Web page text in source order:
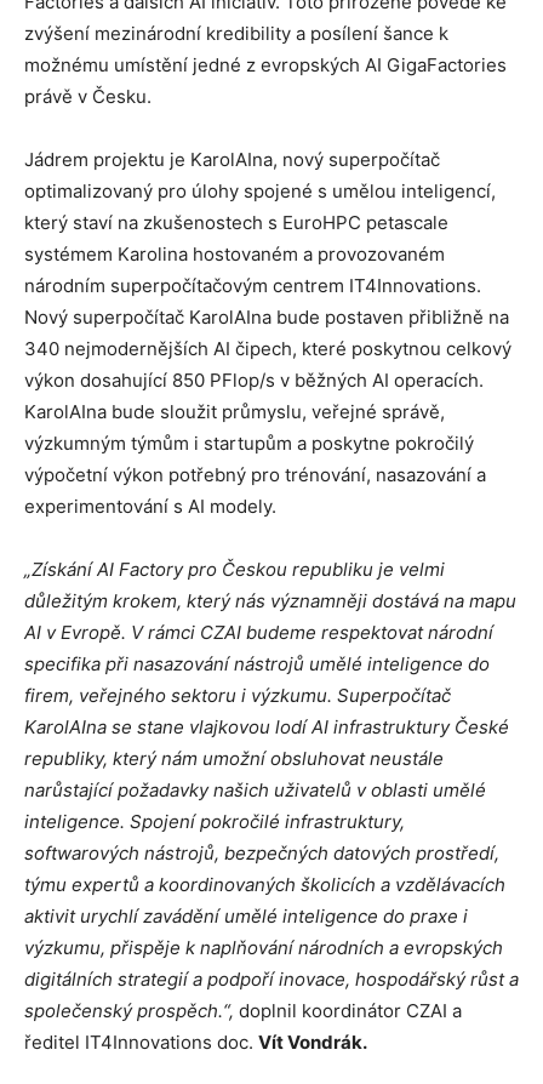
zvýšení mezinárodní kredibility a posílení šance k
možnému umístění jedné z evropských AI GigaFactories
právě v Česku.
Jádrem projektu je KarolAIna, nový superpočítač
optimalizovaný pro úlohy spojené s umělou inteligencí,
který staví na zkušenostech s EuroHPC petascale
systémem Karolina hostovaném a provozovaném
národním superpočítačovým centrem IT4Innovations.
Nový superpočítač KarolAIna bude postaven přibližně na
340 nejmodernějších AI čipech, které poskytnou celkový
výkon dosahující 850 PFlop/s v běžných AI operacích.
KarolAIna bude sloužit průmyslu, veřejné správě,
výzkumným týmům i startupům a poskytne pokročilý
výpočetní výkon potřebný pro trénování, nasazování a
experimentování s AI modely.
„Získání AI Factory pro Českou republiku je velmi
důležitým krokem, který nás významněji dostává na mapu
AI v Evropě. V rámci CZAI budeme respektovat národní
specifika při nasazování nástrojů umělé inteligence do
firem, veřejného sektoru i výzkumu. Superpočítač
KarolAIna se stane vlajkovou lodí AI infrastruktury České
republiky, který nám umožní obsluhovat neustále
narůstající požadavky našich uživatelů v oblasti umělé
inteligence. Spojení pokročilé infrastruktury,
softwarových nástrojů, bezpečných datových prostředí,
týmu expertů a koordinovaných školicích a vzdělávacích
aktivit urychlí zavádění umělé inteligence do praxe i
výzkumu, přispěje k naplňování národních a evropských
digitálních strategií a podpoří inovace, hospodářský růst a
společenský prospěch.“, doplnil koordinátor CZAI a
ředitel IT4Innovations doc. Vít Vondrák.